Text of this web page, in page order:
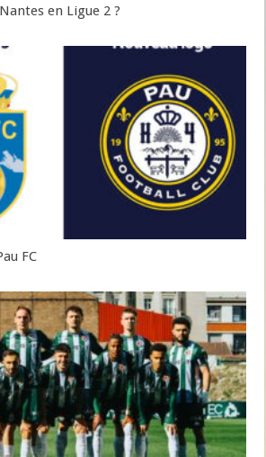
en Ligue 2 ?
FC